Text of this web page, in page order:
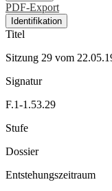
PDF-Export
Identifikation
Titel
Sitzung 29 vom
Signatur
F.1-1.53.29
Stufe
Dossier
Entstehungszeitraum